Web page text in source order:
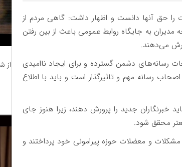
را حق آنها دانست و اظهار داشت: گاهی مردم از
مدیران به جایگاه روابط عمومی باعث از بین رفتن
می‌دهند.
رسانه‌های دشمن گسترده و برای ایجاد ناامیدی
رسانه مهم و تاثیرگذار است و باید با اطلاع
جدید را پرورش دهند، زیرا هنوز جای
محقق شود.
مشکلات و معضلات حوزه پیرامونی خود پرداختند و
از